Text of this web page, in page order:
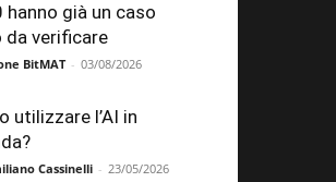
hanno già un caso
da verificare
BitMAT - 03/08/2026
utilizzare l’AI in
Cassinelli - 23/05/2026